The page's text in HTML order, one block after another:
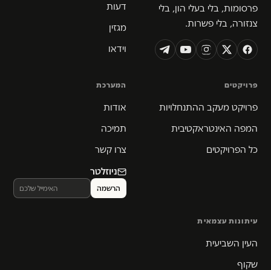
פרסומות, בלי בעלי הון, בלי
צנזורה, בלי פשרות.
דעות
מגזין
וידאו
פרויקטים
פרויקט מעקב ההתנחלויות
המפה האינטראקטיבית
כל הפרויקטים
המערכת
אודות
תמיכה
צרו קשר
ניוזלטר
עיתונות עצמאית
העין השביעית
שקוף